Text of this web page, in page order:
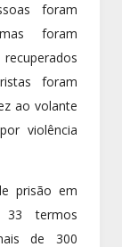
foram
foram
foram
ao volante
violência
prisão em
33 termos
de 300